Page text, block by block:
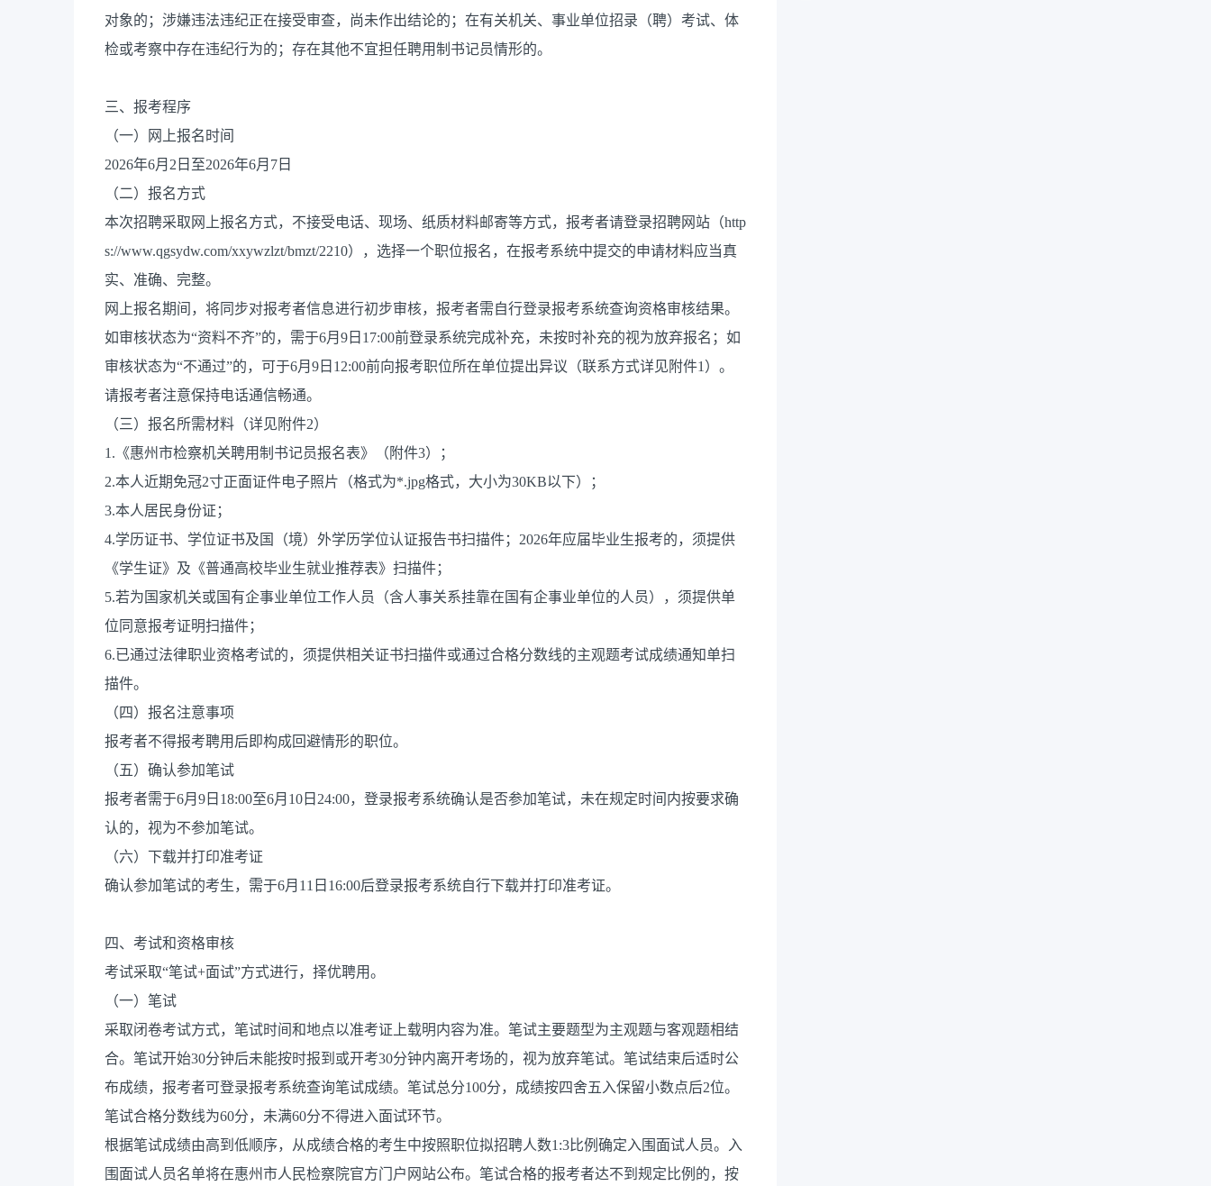
对象的；涉嫌违法违纪正在接受审查，尚未作出结论的；在有关机关、事业单位招录（聘）考试、体
检或考察中存在违纪行为的；存在其他不宜担任聘用制书记员情形的。
三、报考程序
（一）网上报名时间
2026年6月2日至2026年6月7日
（二）报名方式
本次招聘采取网上报名方式，不接受电话、现场、纸质材料邮寄等方式，报考者请登录招聘网站（http
s://www.qgsydw.com/xxywzlzt/bmzt/2210），选择一个职位报名，在报考系统中提交的申请材料应当真
实、准确、完整。
网上报名期间，将同步对报考者信息进行初步审核，报考者需自行登录报考系统查询资格审核结果。
如审核状态为“资料不齐”的，需于6月9日17:00前登录系统完成补充，未按时补充的视为放弃报名；如
审核状态为“不通过”的，可于6月9日12:00前向报考职位所在单位提出异议（联系方式详见附件1）。
请报考者注意保持电话通信畅通。
（三）报名所需材料（详见附件2）
1.《惠州市检察机关聘用制书记员报名表》（附件3）；
2.本人近期免冠2寸正面证件电子照片（格式为*.jpg格式，大小为30KB以下）；
3.本人居民身份证；
4.学历证书、学位证书及国（境）外学历学位认证报告书扫描件；2026年应届毕业生报考的，须提供
《学生证》及《普通高校毕业生就业推荐表》扫描件；
5.若为国家机关或国有企事业单位工作人员（含人事关系挂靠在国有企事业单位的人员），须提供单
位同意报考证明扫描件；
6.已通过法律职业资格考试的，须提供相关证书扫描件或通过合格分数线的主观题考试成绩通知单扫
描件。
（四）报名注意事项
报考者不得报考聘用后即构成回避情形的职位。
（五）确认参加笔试
报考者需于6月9日18:00至6月10日24:00，登录报考系统确认是否参加笔试，未在规定时间内按要求确
认的，视为不参加笔试。
（六）下载并打印准考证
确认参加笔试的考生，需于6月11日16:00后登录报考系统自行下载并打印准考证。
四、考试和资格审核
考试采取“笔试+面试”方式进行，择优聘用。
（一）笔试
采取闭卷考试方式，笔试时间和地点以准考证上载明内容为准。笔试主要题型为主观题与客观题相结
合。笔试开始30分钟后未能按时报到或开考30分钟内离开考场的，视为放弃笔试。笔试结束后适时公
布成绩，报考者可登录报考系统查询笔试成绩。笔试总分100分，成绩按四舍五入保留小数点后2位。
笔试合格分数线为60分，未满60分不得进入面试环节。
根据笔试成绩由高到低顺序，从成绩合格的考生中按照职位拟招聘人数1:3比例确定入围面试人员。入
围面试人员名单将在惠州市人民检察院官方门户网站公布。笔试合格的报考者达不到规定比例的，按